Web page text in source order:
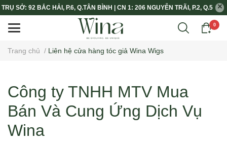
TRỤ SỞ: 92 BẮC HẢI, P.6, Q.TÂN BÌNH | CN 1: 206 NGUYỄN TRÃI, P.2, Q.5
0
Trang chủ / Liên hệ cửa hàng tóc giả Wina Wigs
Công ty TNHH MTV Mua
Bán Và Cung Ứng Dịch Vụ
Wina